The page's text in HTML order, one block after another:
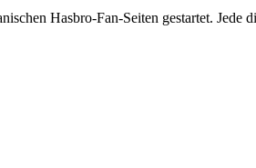
Hasbro-Fan-Seiten gestartet. Jede